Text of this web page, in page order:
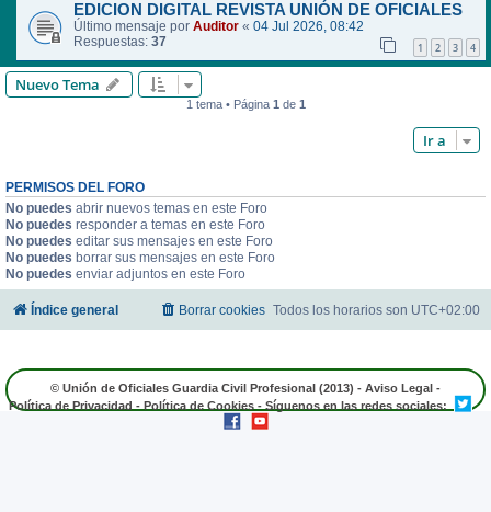
EDICION DIGITAL REVISTA UNIÓN DE OFICIALES
Último mensaje por Auditor « 04 Jul 2026, 08:42
Respuestas: 37 1 2 3 4
Nuevo Tema
1 tema • Página 1 de 1
Ir a
PERMISOS DEL FORO
No puedes abrir nuevos temas en este Foro
No puedes responder a temas en este Foro
No puedes editar sus mensajes en este Foro
No puedes borrar sus mensajes en este Foro
No puedes enviar adjuntos en este Foro
Índice general Todos los horarios son UTC+02:00
Borrar cookies
© Unión de Oficiales Guardia Civil Profesional (2013) - Aviso Legal -
Política de Privacidad - Política de Cookies - Síguenos en las redes sociales: